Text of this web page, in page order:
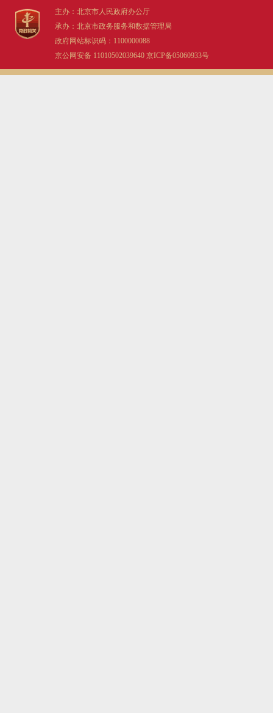
ITALIANO
主办：北京市人民政府办公厅
承办：北京市政务服务和数据管理局
政府网站标识码：1100000088
京公网安备 11010502039640 京ICP备05060933号